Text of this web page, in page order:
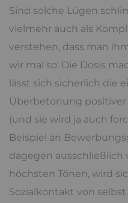
Sind solche Lügen
vielmehr auch als
verstehen, dass man
wir mal so: Die Dosis
lässt sich sicherlich die
Überbetonung positiver
(und sie wird ja auch
Beispiel an
dagegen ausschließlich
höchsten Tönen, wird
Sozialkontakt von